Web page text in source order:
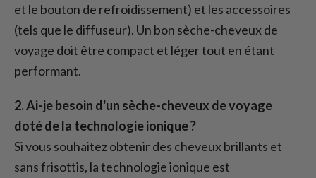
et le bouton de refroidissement) et les accessoires
(tels que le diffuseur). Un bon sèche-cheveux de
voyage doit être compact et léger tout en étant
performant.
2. Ai-je besoin d'un sèche-cheveux de voyage
doté de la technologie ionique ?
Si vous souhaitez obtenir des cheveux brillants et
sans frisottis, la technologie ionique est